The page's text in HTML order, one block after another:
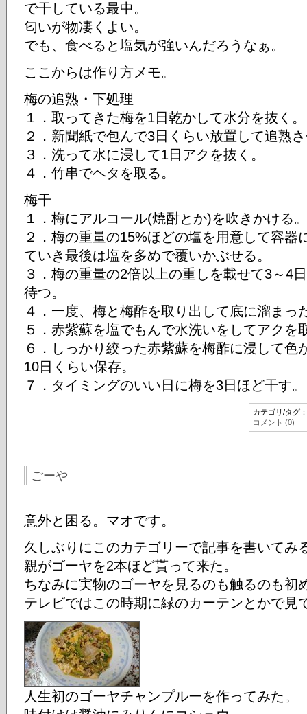
で干している最中。
匂いが物凄くよい。
でも、食べると塩気が強いんだろうなぁ。
ここからは作り方メモ。
梅の追熟・下処理
１．取ってきた梅を1日乾かして水分を抜く。
２．新聞紙で包んで3日くらい放置して追熟
３．洗って水に浸して1日アクを抜く。
４．竹串でヘタを取る。
梅干
１．梅にアルコール(焼酎とか)を吹きかける。
２．梅の重量の15%ほどの塩を用意して容器
ていき最後は塩を多めで覆いかぶせる。
３．梅の重量の2倍以上の重しを載せて3～4
待つ。
４．一度、梅と梅酢を取り出して底に溜まっ
５．赤紫蘇を塩でもんで水洗いをしてアクを
６．しっかり絞った赤紫蘇を梅酢に浸して色
10日くらい保存。
７．タイミングのいい日に梅を3日ほど干す。
カテゴリ/タグ：
コメント (0)
ごーや
意外と困る。マオです。
久しぶりにこのカテゴリーで記事を書いてみ
親がゴーヤを2本ほど貰って来た。
ちなみに実物のゴーヤを見るのも触るのも初
テレビではこの時期に緑のカーテンとかで見
人生初のゴーヤチャンプルーを作ってみた。